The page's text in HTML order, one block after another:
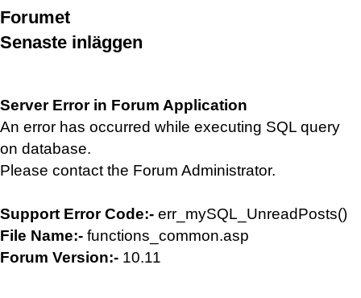
Forumet
Senaste inläggen
Server Error in Forum Application
An error has occurred while executing SQL query
on database.
Please contact the Forum Administrator.
Support Error Code:- err_mySQL_UnreadPosts()
File Name:- functions_common.asp
Forum Version:- 10.11